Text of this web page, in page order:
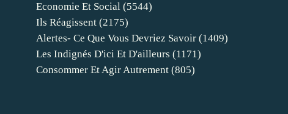
Economie Et Social (5544)
Ils Réagissent (2175)
Alertes- Ce Que Vous Devriez Savoir (1409)
Les Indignés D'ici Et D'ailleurs (1171)
Consommer Et Agir Autrement (805)